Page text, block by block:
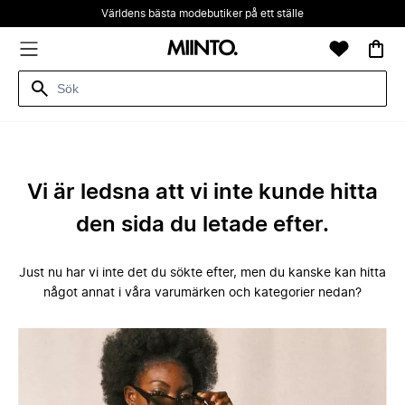
Världens bästa modebutiker på ett ställe
Vi är ledsna att vi inte kunde hitta
den sida du letade efter.
Just nu har vi inte det du sökte efter, men du kanske kan hitta
något annat i våra varumärken och kategorier nedan?